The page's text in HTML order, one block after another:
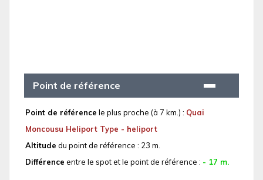
Point de référence
Point de référence le plus proche (à 7 km.) : Quai
Moncousu Heliport Type - heliport
Altitude du point de référence : 23 m.
Différence entre le spot et le point de référence : - 17 m.